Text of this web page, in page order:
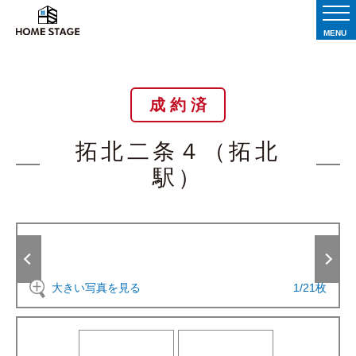
MENU
成 約 済
拓北二条４（拓北
駅）
大きい写真を見る 1/21枚